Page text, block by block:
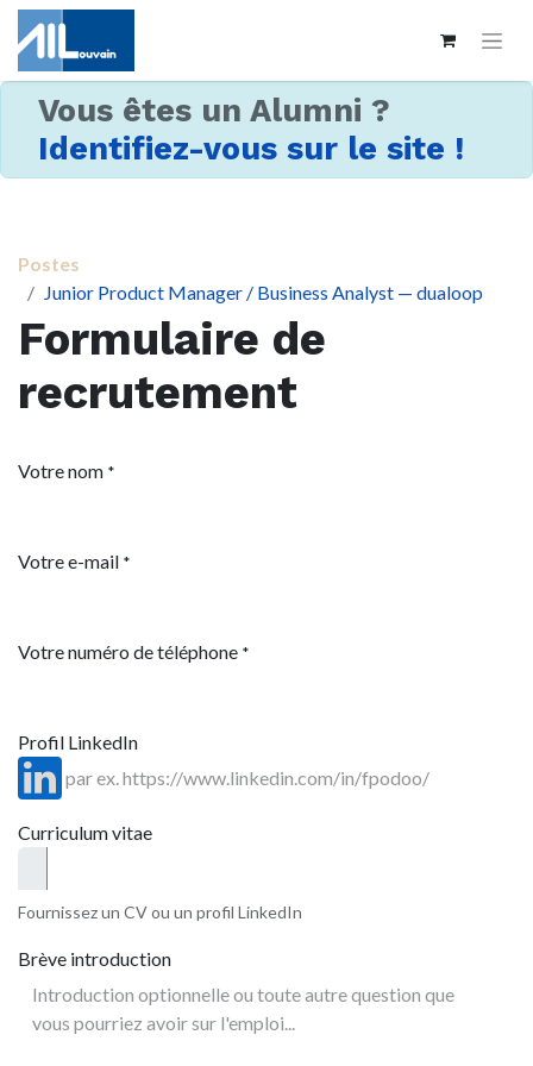
Vous êtes un Alumni ?
Identifiez-vous sur le site !
Postes
Junior Product Manager / Business Analyst — dualoop
Formulaire de
recrutement
Votre nom *
Votre e-mail *
Votre numéro de téléphone *
Profil LinkedIn
Curriculum vitae
Fournissez un CV ou un profil LinkedIn
Brève introduction